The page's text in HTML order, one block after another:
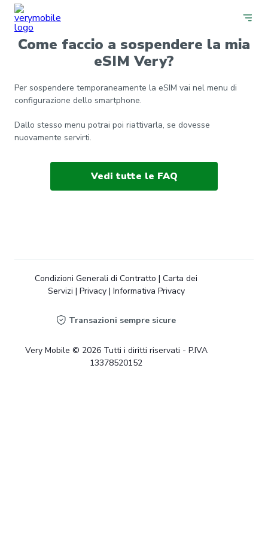
Come faccio a sospendere la mia
eSIM Very?
Per sospendere temporaneamente la eSIM vai nel menu di
configurazione dello smartphone.
Dallo stesso menu potrai poi riattivarla, se dovesse
nuovamente servirti.
Vedi tutte le FAQ
Transazioni sempre sicure
Very Mobile © 2026 Tutti i diritti riservati - P.IVA
13378520152
Condizioni Generali di Contratto | Carta dei
Servizi | Privacy| Informativa Privacy